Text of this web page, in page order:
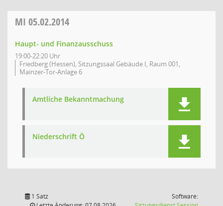
MI 05.02.2014
Haupt- und Finanzausschuss
19:00-22:20 Uhr
Friedberg (Hessen), Sitzungssaal Gebäude I, Raum 001,
Mainzer-Tor-Anlage 6
Amtliche Bekanntmachung
Niederschrift Ö
1 Satz
Software: